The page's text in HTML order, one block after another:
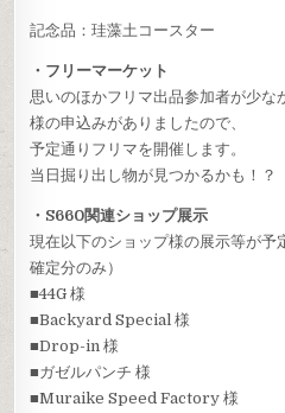
記念品：珪藻土コースター
・フリーマーケット
思いのほかフリマ出品参加者が少な
様の申込みがありましたので、
予定通りフリマを開催します。
当日掘り出し物が見つかるかも！？
・S660関連ショップ展示
現在以下のショップ様の展示等が予
確定分のみ）
■44G 様
■Backyard Special 様
■Drop-in 様
■ガゼルパンチ 様
■Muraike Speed Factory 様